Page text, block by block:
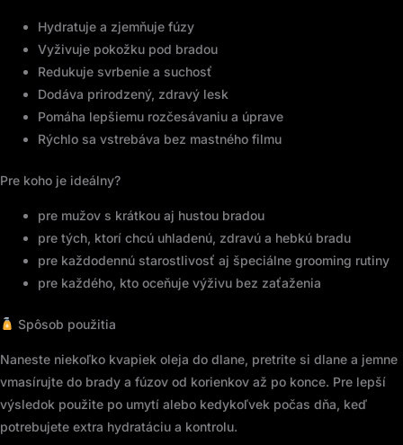
Hydratuje a zjemňuje fúzy
Vyživuje pokožku pod bradou
Redukuje svrbenie a suchosť
Dodáva prirodzený, zdravý lesk
Pomáha lepšiemu rozčesávaniu a úprave
Rýchlo sa vstrebáva bez mastného filmu
Pre koho je ideálny?
pre mužov s krátkou aj hustou bradou
pre tých, ktorí chcú uhladenú, zdravú a hebkú bradu
pre každodennú starostlivosť aj špeciálne grooming rutiny
pre každého, kto oceňuje výživu bez zaťaženia
Spôsob použitia
Naneste niekoľko kvapiek oleja do dlane, pretrite si dlane a jemne
vmasírujte do brady a fúzov od korienkov až po konce. Pre lepší
výsledok použite po umytí alebo kedykoľvek počas dňa, keď
potrebujete extra hydratáciu a kontrolu.